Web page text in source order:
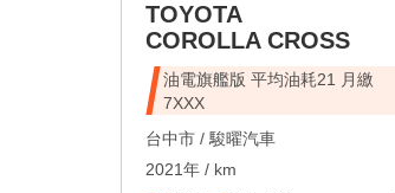
TOYOTA
COROLLA CROSS
油電旗艦版 平均油耗21 月繳
7XXX
台中市 / 駿曜汽車
2021年 / km